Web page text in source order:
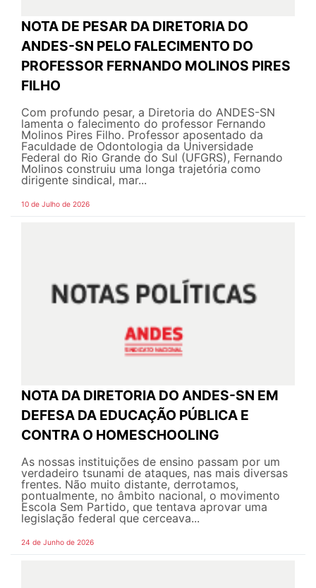
NOTA DE PESAR DA DIRETORIA DO
ANDES-SN PELO FALECIMENTO DO
PROFESSOR FERNANDO MOLINOS PIRES
FILHO
Com profundo pesar, a Diretoria do ANDES-SN
lamenta o falecimento do professor Fernando
Molinos Pires Filho. Professor aposentado da
Faculdade de Odontologia da Universidade
Federal do Rio Grande do Sul (UFGRS), Fernando
Molinos construiu uma longa trajetória como
dirigente sindical, mar...
10 de Julho de 2026
NOTA DA DIRETORIA DO ANDES-SN EM
DEFESA DA EDUCAÇÃO PÚBLICA E
CONTRA O HOMESCHOOLING
As nossas instituições de ensino passam por um
verdadeiro tsunami de ataques, nas mais diversas
frentes. Não muito distante, derrotamos,
pontualmente, no âmbito nacional, o movimento
Escola Sem Partido, que tentava aprovar uma
legislação federal que cerceava...
24 de Junho de 2026